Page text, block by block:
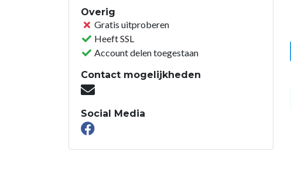
Overig
Gratis uitproberen
Heeft SSL
Account delen toegestaan
Contact mogelijkheden
Social Media